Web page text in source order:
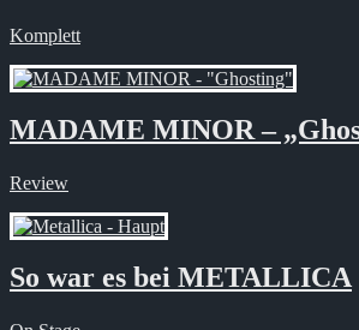
Komplett
MADAME MINOR –
Review
So war es bei METALLICA